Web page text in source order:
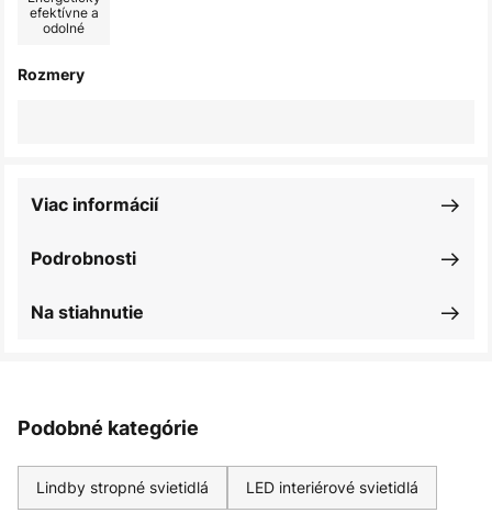
efektívne a
odolné
Rozmery
Podrobnosti
Viac informácií
Na stiahnutie
Podobné kategórie
Lindby stropné svietidlá LED interiérové svietidlá